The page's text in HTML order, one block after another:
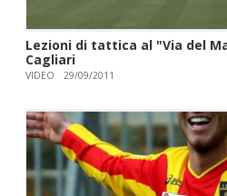
Lezioni di tattica al "Via del
Cagliari
VIDEO 29/09/2011